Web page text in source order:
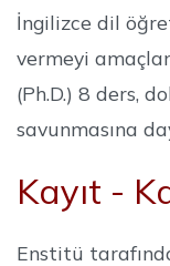
İngilizce dil
vermeyi
(Ph.D.) 8 ders,
savunmasına
Kayıt -
Enstitü